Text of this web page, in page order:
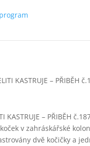
KASTRUJE – PŘIBĚH
v zahráskářské
dvě kočičky a